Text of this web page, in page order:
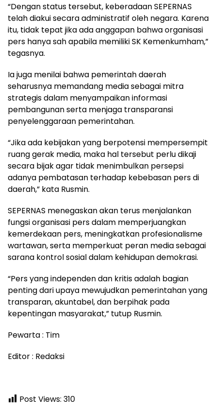
“Dengan status tersebut, keberadaan SEPERNAS
telah diakui secara administratif oleh negara. Karena
itu, tidak tepat jika ada anggapan bahwa organisasi
pers hanya sah apabila memiliki SK Kemenkumham,”
tegasnya.
Ia juga menilai bahwa pemerintah daerah
seharusnya memandang media sebagai mitra
strategis dalam menyampaikan informasi
pembangunan serta menjaga transparansi
penyelenggaraan pemerintahan.
“Jika ada kebijakan yang berpotensi mempersempit
ruang gerak media, maka hal tersebut perlu dikaji
secara bijak agar tidak menimbulkan persepsi
adanya pembatasan terhadap kebebasan pers di
daerah,” kata Rusmin.
SEPERNAS menegaskan akan terus menjalankan
fungsi organisasi pers dalam memperjuangkan
kemerdekaan pers, meningkatkan profesionalisme
wartawan, serta memperkuat peran media sebagai
sarana kontrol sosial dalam kehidupan demokrasi.
“Pers yang independen dan kritis adalah bagian
penting dari upaya mewujudkan pemerintahan yang
transparan, akuntabel, dan berpihak pada
kepentingan masyarakat,” tutup Rusmin.
Pewarta : Tim
Editor : Redaksi
Post Views: 310